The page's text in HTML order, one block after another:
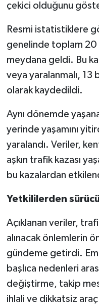
çekici olduğunu
Resmi istatistiklere
genelinde toplam 20
meydana geldi. Bu
veya yaralanmalı, 13
olarak kaydedildi.
Aynı dönemde
yerinde yaşamını
yaralandı. Veriler,
aşkın trafik kazası
bu kazalardan
Yetkililerden
Açıklanan veriler,
alınacak önlemlerin
gündeme getirdi.
başlıca nedenleri
değiştirme, takip
ihlali ve dikkatsiz araç